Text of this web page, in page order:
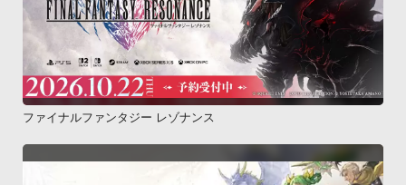
ファイナルファンタジー レゾナンス